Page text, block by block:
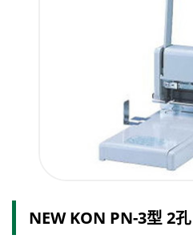
NEW KON PN-3型 2